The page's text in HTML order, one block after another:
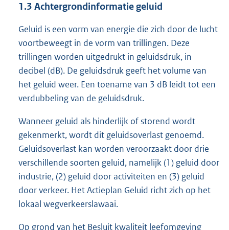
1.3 Achtergrondinformatie geluid
Geluid is een vorm van energie die zich door de lucht
voortbeweegt in de vorm van trillingen. Deze
trillingen worden uitgedrukt in geluidsdruk, in
decibel (dB). De geluidsdruk geeft het volume van
het geluid weer. Een toename van 3 dB leidt tot een
verdubbeling van de geluidsdruk.
Wanneer geluid als hinderlijk of storend wordt
gekenmerkt, wordt dit geluidsoverlast genoemd.
Geluidsoverlast kan worden veroorzaakt door drie
verschillende soorten geluid, namelijk (1) geluid door
industrie, (2) geluid door activiteiten en (3) geluid
door verkeer. Het Actieplan Geluid richt zich op het
lokaal wegverkeerslawaai.
Op grond van het Besluit kwaliteit leefomgeving